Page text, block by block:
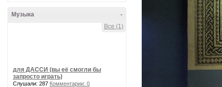
-
Музыка
Все (1)
для ДАССИ (вы её смогли бы
запросто играть)
Слушали: 287 Комментарии: 0